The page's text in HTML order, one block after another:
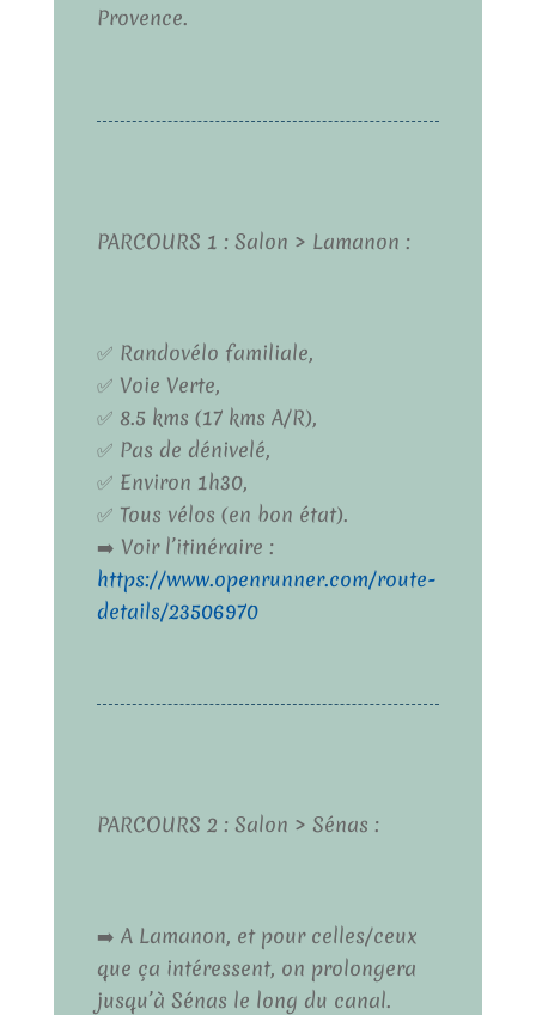
Provence.
PARCOURS 1 : Salon > Lamanon :
✅ Randovélo familiale,
✅ Voie Verte,
✅ 8.5 kms (17 kms A/R),
✅ Pas de dénivelé,
✅ Environ 1h30,
✅ Tous vélos (en bon état).
➡️ Voir l’itinéraire :
https://www.openrunner.com/route-
details/23506970
PARCOURS 2 : Salon > Sénas :
➡️ A Lamanon, et pour celles/ceux
que ça intéressent, on prolongera
jusqu’à Sénas le long du canal.